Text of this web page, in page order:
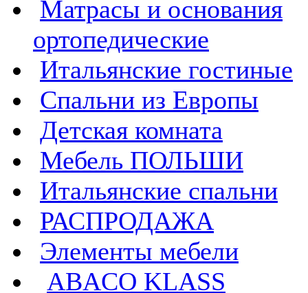
Матрасы и основания
ортопедические
Итальянские гостиные
Спальни из Европы
Детская комната
Мебель ПОЛЬШИ
Итальянские спальни
РАСПРОДАЖА
Элементы мебели
ABACO KLASS